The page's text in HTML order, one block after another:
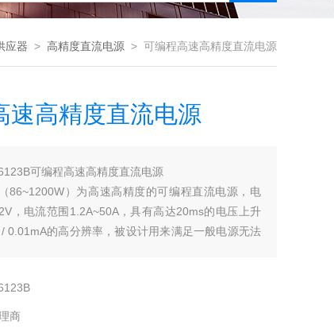
应器 > 高精度直流电源 > 可编程高速高精度直流电源
速高精度直流电源
可编程高速高精度直流电源
86~1200W）为高速高精度的可编程直流电源，电
，电流范围1.2A~50A，具有高达20ms的电压上升
0.01mA的高分辨率，被设计用来满足一般电源无法
商